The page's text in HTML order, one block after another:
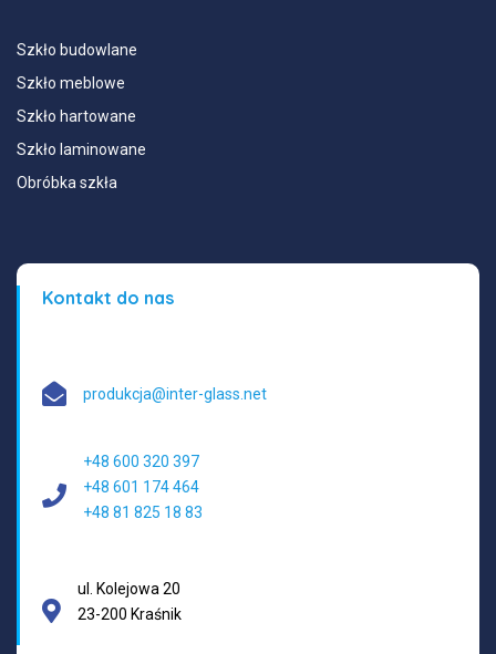
Szkło budowlane
Szkło meblowe
Szkło hartowane
Szkło laminowane
Obróbka szkła
Kontakt do nas
produkcja@inter-glass.net
+48 600 320 397
+48 601 174 464
+48 81 825 18 83
ul. Kolejowa 20
23-200 Kraśnik